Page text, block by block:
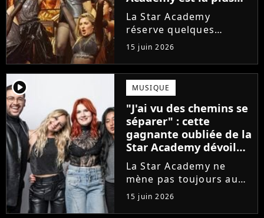
écoutée de l'histoire
de l'émission !
La Star Academy
réserve quelques
surprises. Cette
gagnante totalement
oubliée de l'émission
est aujourd'hui plus
écoutée en streaming
que Jenifer et Nolwenn
Leroy !
15 juin 2026
player2 MUSIQUE
"J'ai vu des chemins se
séparer" : cette
gagnante oubliée de la
Star Academy dévoile
l'envers du décor du
métier
La Star Academy ne
mène pas toujours au
succès. Après l'échec de
son premier album,
15 juin 2026